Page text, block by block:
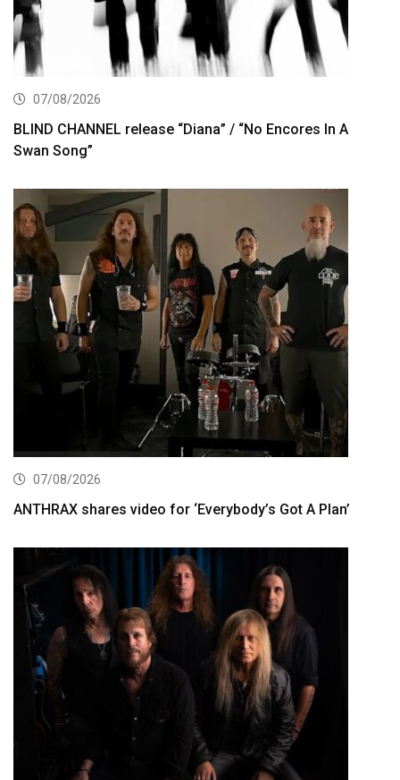
07/08/2026
BLIND CHANNEL release “Diana” / “No Encores In A
Swan Song”
07/08/2026
ANTHRAX shares video for ‘Everybody’s Got A Plan’